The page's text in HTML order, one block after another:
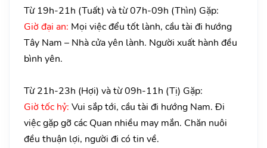
Từ 19h-21h (Tuất) và từ 07h-09h (Thìn) Gặp:
Giờ đại an: Mọi việc đểu tốt lành, cầu tài đi hướng
Tây Nam – Nhà cửa yên lành. Người xuất hành đều
bình yên.
Từ 21h-23h (Hợi) và từ 09h-11h (Tị) Gặp:
Giờ tốc hỷ: Vui sắp tới, cầu tài đi hướng Nam. Đi
việc gặp gỡ các Quan nhiều may mắn. Chăn nuôi
đều thuận lợi, người đi có tin về.